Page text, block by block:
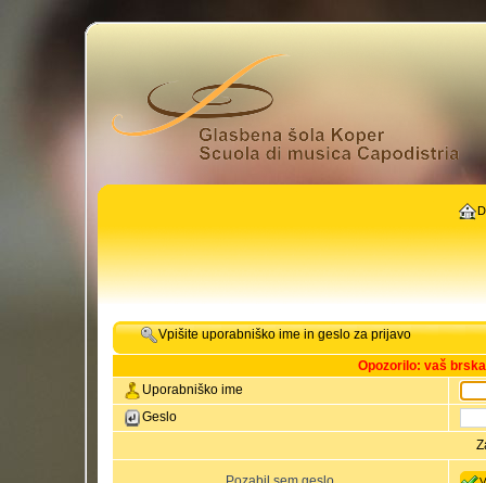
Vpišite uporabniško ime in geslo za prijavo
Opozorilo: vaš
Uporabniško ime
Geslo